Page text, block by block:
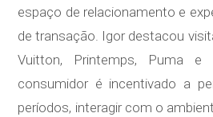
espaço de relacionamento e
de transação. Igor destacou
Vuitton, Printemps, Puma e
consumidor é incentivado a
períodos, interagir com o